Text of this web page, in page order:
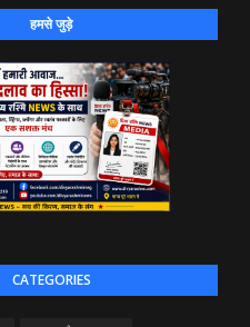
हमसे जुड़े
CATEGORIES